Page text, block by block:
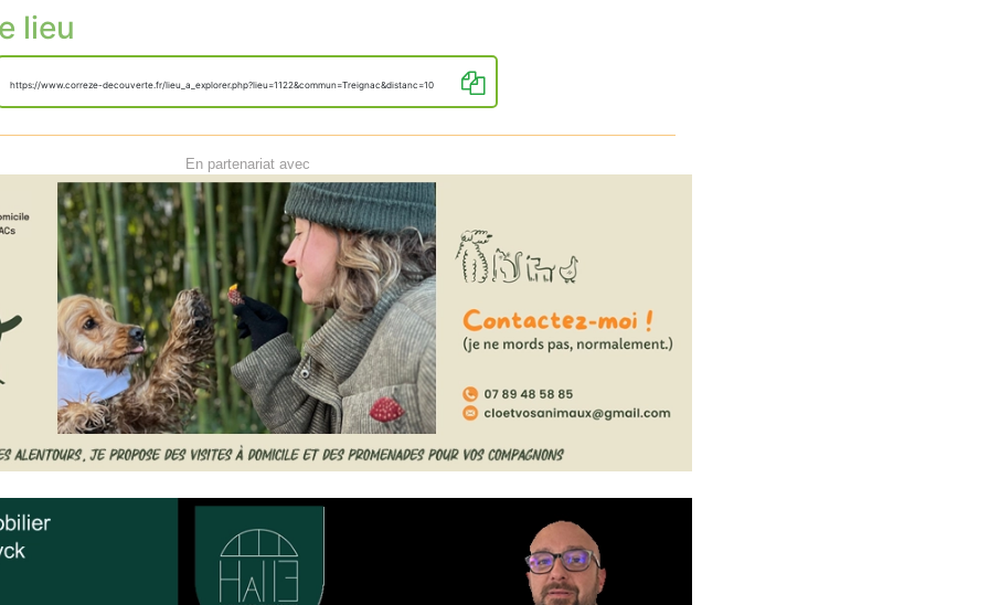
lieu
https://www.correze-decouverte.fr/lieu_a_explorer.php?lieu=1122&commun=Treignac&distanc=10
En partenariat avec